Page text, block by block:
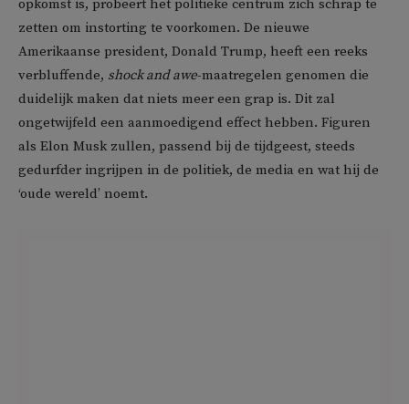
opkomst is, probeert het politieke centrum zich schrap te
zetten om instorting te voorkomen. De nieuwe
Amerikaanse president, Donald Trump, heeft een reeks
verbluffende, shock and awe-maatregelen genomen die
duidelijk maken dat niets meer een grap is. Dit zal
ongetwijfeld een aanmoedigend effect hebben. Figuren
als Elon Musk zullen, passend bij de tijdgeest, steeds
gedurfder ingrijpen in de politiek, de media en wat hij de
‘oude wereld’ noemt.